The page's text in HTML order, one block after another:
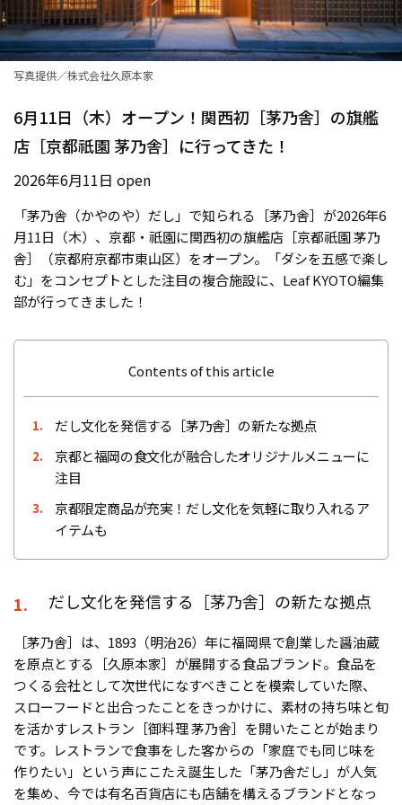
写真提供／株式会社久原本家
6月11日（木）オープン！関西初［茅乃舎］の旗艦
店［京都祇園 茅乃舎］に行ってきた！
2026年6月11日 open
「茅乃舎（かやのや）だし」で知られる［茅乃舎］が2026年6
月11日（木）、京都・祇園に関西初の旗艦店［京都祇園 茅乃
舎］（京都府京都市東山区）をオープン。「ダシを五感で楽し
む」をコンセプトとした注目の複合施設に、Leaf KYOTO編集
部が行ってきました！
Contents of this article
1. だし文化を発信する［茅乃舎］の新たな拠点
2.
京都と福岡の食文化が融合したオリジナルメニューに
注目
3.
京都限定商品が充実！だし文化を気軽に取り入れるア
イテムも
1. だし文化を発信する［茅乃舎］の新たな拠点
［茅乃舎］は、1893（明治26）年に福岡県で創業した醤油蔵
を原点とする［久原本家］が展開する食品ブランド。食品を
つくる会社として次世代になすべきことを模索していた際、
スローフードと出合ったことをきっかけに、素材の持ち味と旬
を活かすレストラン［御料理 茅乃舎］を開いたことが始まり
です。レストランで食事をした客からの「家庭でも同じ味を
作りたい」という声にこたえ誕生した「茅乃舎だし」が人気
を集め、今では有名百貨店にも店舗を構えるブランドとなっ